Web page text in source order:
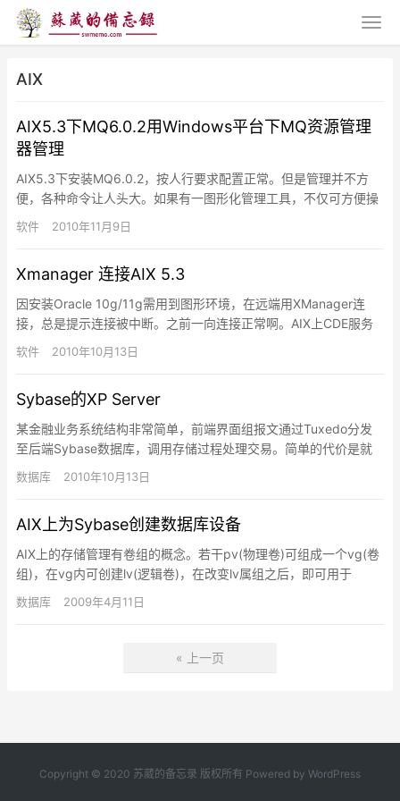
AIX
AIX5.3下MQ6.0.2用Windows平台下MQ资源管理
器管理
AIX5.3下安装MQ6.0.2，按人行要求配置正常。但是管理并不方
便，各种命令让人头大。如果有一图形化管理工具，不仅可方便操
作，更能实时监控该服务的各种状态。手头有一MQ 7.0…
软件 2010年11月9日
Xmanager 连接AIX 5.3
因安装Oracle 10g/11g需用到图形环境，在远端用XManager连
接，总是提示连接被中断。之前一向连接正常啊。AIX上CDE服务
已启动，可查找到177端口，且DISPLA…
软件 2010年10月13日
Sybase的XP Server
某金融业务系统结构非常简单，前端界面组报文通过Tuxedo分发
至后端Sybase数据库，调用存储过程处理交易。简单的代价是就
是后台数据库无法主动发起任何到第三方的通讯连接或交易。一…
数据库 2010年10月13日
AIX上为Sybase创建数据库设备
AIX上的存储管理有卷组的概念。若干pv(物理卷)可组成一个vg(卷
组)，在vg内可创建lv(逻辑卷)，在改变lv属组之后，即可用于
Syabse上。smit vg用于管理vg,sm…
数据库 2009年4月11日
« 上一页
Copyright © 2020 苏葳的备忘录 版权所有 Powered by WordPress